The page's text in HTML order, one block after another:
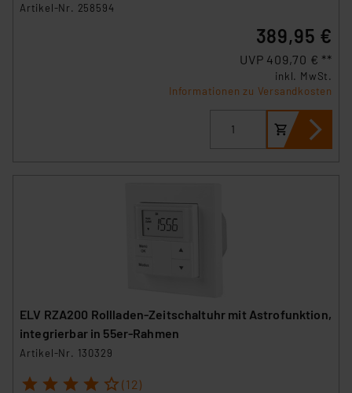
Artikel-Nr. 258594
389,95 €
UVP 409,70 € **
inkl. MwSt.
Informationen zu Versandkosten
ELV RZA200 Rollladen-Zeitschaltuhr mit Astrofunktion,
integrierbar in 55er-Rahmen
Artikel-Nr. 130329
1 2 3 4 5 (12)